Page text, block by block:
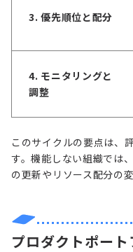
3. 優先順位と配分
4. モニタリングと
調整
このサイクルの要点は、
す。機能しない組織では
の更新やリソース配分の
プロダクトポー